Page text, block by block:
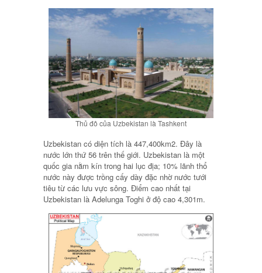
Thủ đô của Uzbekistan là Tashkent
Uzbekistan có diện tích là 447,400km2. Đây là
nước lớn thứ 56 trên thế giới. Uzbekistan là một
quốc gia nằm kín trong hai lục địa; 10% lãnh thổ
nước này được trồng cấy dày đặc nhờ nước tưới
tiêu từ các lưu vực sông. Điểm cao nhất tại
Uzbekistan là Adelunga Toghi ở độ cao 4,301m.